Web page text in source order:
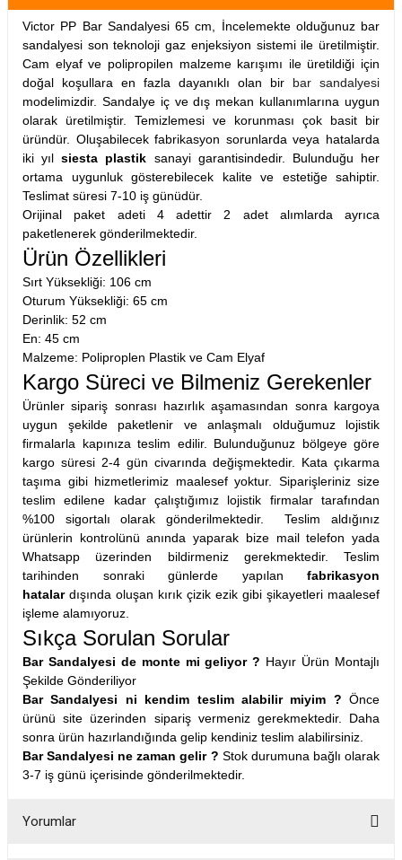
Victor PP Bar Sandalyesi 65 cm, İncelemekte olduğunuz bar
sandalyesi son teknoloji gaz enjeksiyon sistemi ile üretilmiştir.
Cam elyaf ve polipropilen malzeme karışımı ile üretildiği için
doğal koşullara en fazla dayanıklı olan bir bar sandalyesi
modelimizdir. Sandalye iç ve dış mekan kullanımlarına uygun
olarak üretilmiştir. Temizlemesi ve korunması çok basit bir
üründür. Oluşabilecek fabrikasyon sorunlarda veya hatalarda
iki yılsiesta plastik sanayi garantisindedir. Bulunduğu her
ortama uygunluk gösterebilecek kalite ve estetiğe sahiptir.
Teslimat süresi 7-10 iş günüdür.
Orijinal paket adeti 4 adettir 2 adet alımlarda ayrıca
paketlenerek gönderilmektedir.
Ürün Özellikleri
Sırt Yüksekliği: 106 cm
Oturum Yüksekliği: 65 cm
Derinlik: 52 cm
En: 45 cm
Malzeme: Poliproplen Plastik ve Cam Elyaf
Kargo Süreci ve Bilmeniz Gerekenler
Ürünler sipariş sonrası hazırlık aşamasından sonra kargoya
uygun şekilde paketlenir ve anlaşmalı olduğumuz lojistik
firmalarla kapınıza teslim edilir. Bulunduğunuz bölgeye göre
kargo süresi 2-4 gün civarında değişmektedir. Kata çıkarma
taşıma gibi hizmetlerimiz maalesef yoktur. Siparişleriniz size
teslim edilene kadar çalıştığımız lojistik firmalar tarafından
%100 sigortalı olarak gönderilmektedir. Teslim aldığınız
ürünlerin kontrolünü anında yaparak bize mail telefon yada
Whatsapp üzerinden bildirmeniz gerekmektedir. Teslim
tarihinden sonraki günlerde yapılan fabrikasyon
hatalar dışında oluşan kırık çizik ezik gibi şikayetleri maalesef
işleme alamıyoruz.
Sıkça Sorulan Sorular
Bar Sandalyesi de monte mi geliyor ? Hayır Ürün Montajlı
Şekilde Gönderiliyor
Bar Sandalyesi ni kendim teslim alabilir miyim ? Önce
ürünü site üzerinden sipariş vermeniz gerekmektedir. Daha
sonra ürün hazırlandığında gelip kendiniz teslim alabilirsiniz.
Bar Sandalyesi ne zaman gelir ? Stok durumuna bağlı olarak
3-7 iş günü içerisinde gönderilmektedir.
Yorumlar